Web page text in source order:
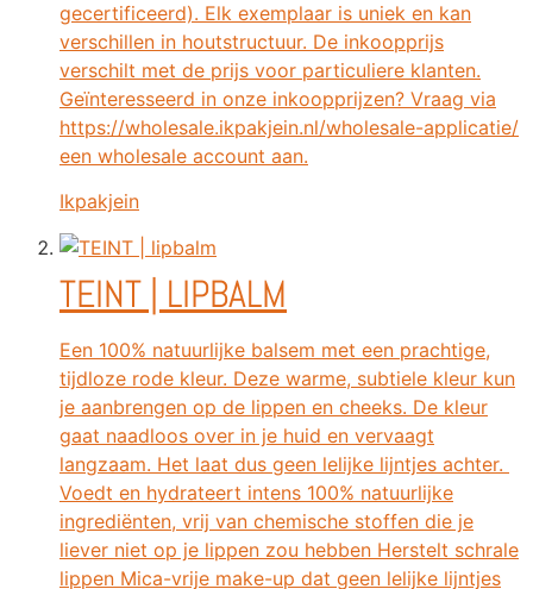
gecertificeerd). Elk exemplaar is uniek en kan
verschillen in houtstructuur. De inkoopprijs
verschilt met de prijs voor particuliere klanten.
Geïnteresseerd in onze inkoopprijzen? Vraag via
https://wholesale.ikpakjein.nl/wholesale-applicatie/
een wholesale account aan.
Ikpakjein
TEINT | LIPBALM
Een 100% natuurlijke balsem met een prachtige,
tijdloze rode kleur. Deze warme, subtiele kleur kun
je aanbrengen op de lippen en cheeks. De kleur
gaat naadloos over in je huid en vervaagt
langzaam. Het laat dus geen lelijke lijntjes achter. ‍
Voedt en hydrateert intens 100% natuurlijke
ingrediënten, vrij van chemische stoffen die je
liever niet op je lippen zou hebben Herstelt schrale
lippen Mica-vrije make-up dat geen lelijke lijntjes